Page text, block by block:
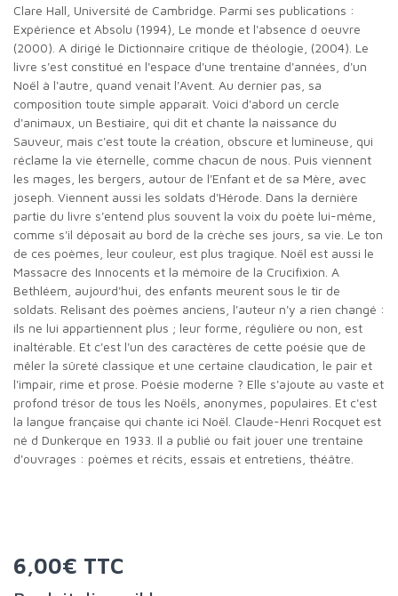
Clare Hall, Université de Cambridge. Parmi ses publications :
Expérience et Absolu (1994), Le monde et l'absence d oeuvre
(2000). A dirigé le Dictionnaire critique de théologie, (2004). Le
livre s'est constitué en l'espace d'une trentaine d'années, d'un
Noël à l'autre, quand venait l'Avent. Au dernier pas, sa
composition toute simple apparaît. Voici d'abord un cercle
d'animaux, un Bestiaire, qui dit et chante la naissance du
Sauveur, mais c'est toute la création, obscure et lumineuse, qui
réclame la vie éternelle, comme chacun de nous. Puis viennent
les mages, les bergers, autour de l'Enfant et de sa Mère, avec
joseph. Viennent aussi les soldats d'Hérode. Dans la dernière
partie du livre s'entend plus souvent la voix du poète lui-même,
comme s'il déposait au bord de la crèche ses jours, sa vie. Le ton
de ces poèmes, leur couleur, est plus tragique. Noël est aussi le
Massacre des Innocents et la mémoire de la Crucifixion. A
Bethléem, aujourd'hui, des enfants meurent sous le tir de
soldats. Relisant des poèmes anciens, l'auteur n'y a rien changé :
ils ne lui appartiennent plus ; leur forme, régulière ou non, est
inaltérable. Et c'est l'un des caractères de cette poésie que de
mêler la sûreté classique et une certaine claudication, le pair et
l'impair, rime et prose. Poésie moderne ? Elle s'ajoute au vaste et
profond trésor de tous les Noëls, anonymes, populaires. Et c'est
la langue française qui chante ici Noël. Claude-Henri Rocquet est
né d Dunkerque en 1933. Il a publié ou fait jouer une trentaine
d'ouvrages : poèmes et récits, essais et entretiens, théâtre.
6,00€ TTC